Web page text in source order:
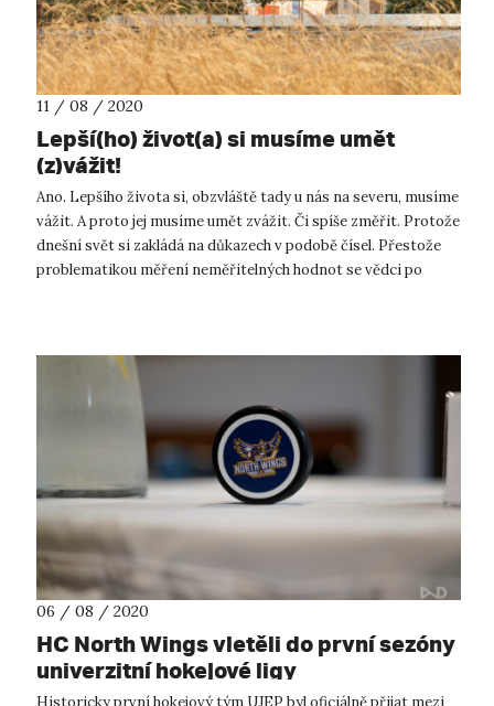
11 / 08 / 2020
Lepší(ho) život(a) si musíme umět
(z)vážit!
Ano. Lepšího života si, obzvláště tady u nás na severu, musíme
vážit. A proto jej musíme umět zvážit. Či spíše změřit. Protože
dnešní svět si zakládá na důkazech v podobě čísel. Přestože
problematikou měření neměřitelných hodnot se vědci po
06 / 08 / 2020
HC North Wings vletěli do první sezóny
univerzitní hokejové ligy
Historicky první hokejový tým UJEP byl oficiálně přijat mezi